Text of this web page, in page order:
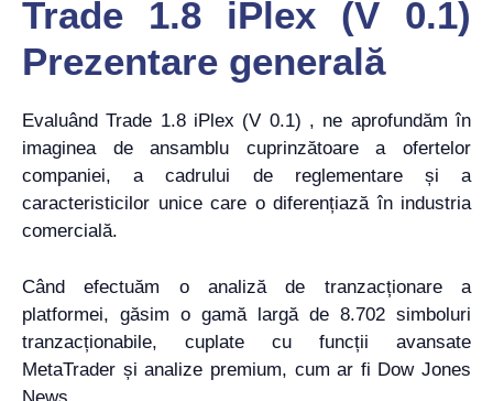
Trade 1.8 iPlex (V 0.1)
Prezentare generală
Evaluând Trade 1.8 iPlex (V 0.1) , ne aprofundăm în
imaginea de ansamblu cuprinzătoare a ofertelor
companiei, a cadrului de reglementare și a
caracteristicilor unice care o diferențiază în industria
comercială.
Când efectuăm o analiză de tranzacționare a
platformei, găsim o gamă largă de 8.702 simboluri
tranzacționabile, cuplate cu funcții avansate
MetaTrader și analize premium, cum ar fi Dow Jones
News.